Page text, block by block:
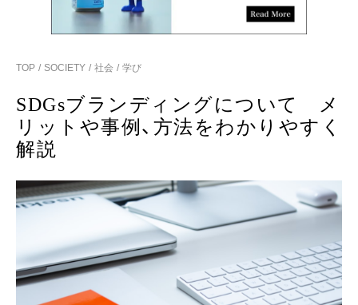
TOP SOCIETY 社会 学び
SDGsブランディングについて メ
リットや事例、方法をわかりやすく
解説